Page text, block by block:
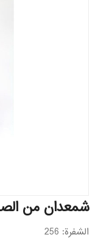
شمعدان من
الشفرة: 256